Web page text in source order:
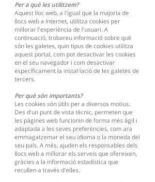
Per a què les utilitzem?
Aquest lloc web, a l'igual que la majoria de
llocs web a Internet, utilitza cookies per
millorar l'experiència de l'usuari. A
continuació, trobareu informació sobre què
són les galetes, quin tipus de cookies utilitza
aquest portal, com pot desactivar les cookies
en el seu navegador i com desactivar
específicament la instal·lació de les galetes de
tercers.
Per què són importants?
Les cookies són útils per a diversos motius.
Des d'un punt de vista tècnic, permeten que
les pàgines web funcionin de forma més àgil i
adaptada a les seves preferències, com ara
emmagatzemar el seu idioma o la moneda del
seu país. A més, ajuden els responsables dels
llocs web a millorar els serveis que ofereixen,
gràcies a la informació estadística que
recullen a través d'elles.